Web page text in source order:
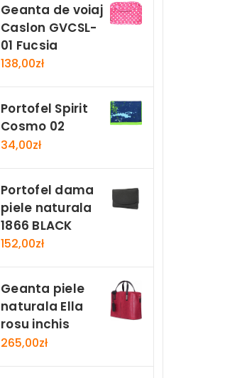
Geanta de voiaj
Caslon GVCSL-
01 Fucsia
138,00zł
Portofel Spirit
Cosmo 02
34,00zł
Portofel dama
piele naturala
1866 BLACK
152,00zł
Geanta piele
naturala Ella
rosu inchis
265,00zł